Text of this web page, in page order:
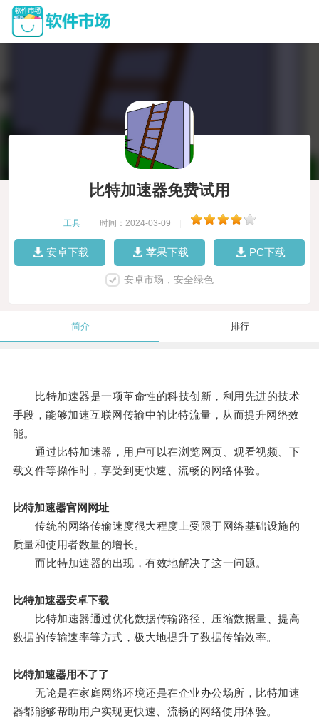
比特加速器免费试用
工具 时间：2024-03-09
安卓下载 苹果下载 PC下载
安卓市场，安全绿色
简介 排行
比特加速器是一项革命性的科技创新，利用先进的技术
手段，能够加速互联网传输中的比特流量，从而提升网络效
能。
通过比特加速器，用户可以在浏览网页、观看视频、下
载文件等操作时，享受到更快速、流畅的网络体验。
比特加速器官网网址
传统的网络传输速度很大程度上受限于网络基础设施的
质量和使用者数量的增长。
而比特加速器的出现，有效地解决了这一问题。
比特加速器安卓下载
比特加速器通过优化数据传输路径、压缩数据量、提高
数据的传输速率等方式，极大地提升了数据传输效率。
比特加速器用不了了
无论是在家庭网络环境还是在企业办公场所，比特加速
器都能够帮助用户实现更快速、流畅的网络使用体验。